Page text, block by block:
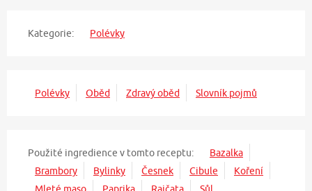
Kategorie: Polévky
Polévky Oběd Zdravý oběd Slovník pojmů
Použité ingredience v tomto receptu:
Bazalka
Brambory
Bylinky Česnek Cibule
Koření